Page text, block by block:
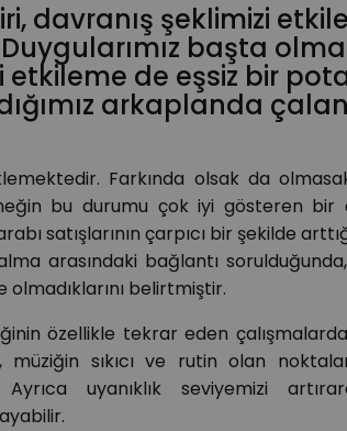
davranış şeklimizi
başta
de eşsiz bir
arkaplanda
Farkında olsak da
bu durumu çok iyi gösteren bir
satışlarının çarpıcı bir şekilde
arasındaki bağlantı
olmadıklarını belirtmiştir.
özellikle tekrar eden
müziğin sıkıcı ve rutin olan
Ayrıca uyanıklık seviyemizi